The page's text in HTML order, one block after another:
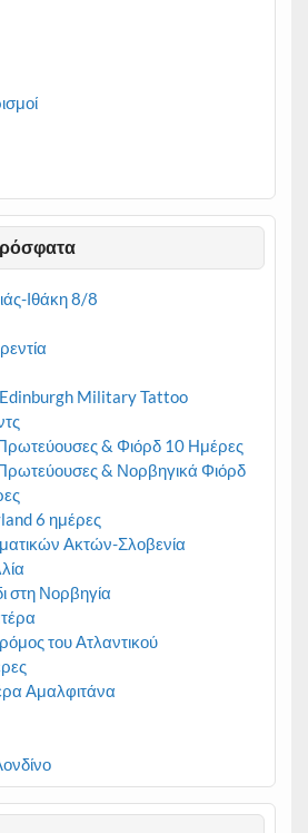
Ιθάκη 8/8
Military Tattoo
& Φιόρδ 10 Ημέρες
& Νορβηγικά Φιόρδ
6 ημέρες
Ακτών-Σλοβενία
στη Νορβηγία
του Ατλαντικού
Αμαλφιτάνα